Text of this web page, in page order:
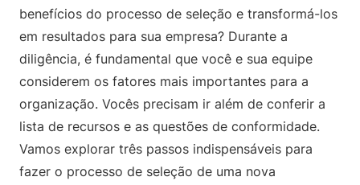
benefícios do processo de seleção e transformá-los
em resultados para sua empresa? Durante a
diligência, é fundamental que você e sua equipe
considerem os fatores mais importantes para a
organização. Vocês precisam ir além de conferir a
lista de recursos e as questões de conformidade.
Vamos explorar três passos indispensáveis para
fazer o processo de seleção de uma nova